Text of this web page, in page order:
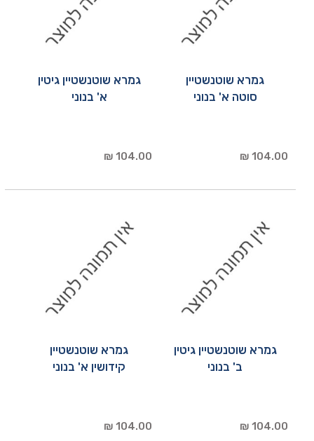
גמרא שוטנשטיין
סוטה א' בנוני
104.00 ₪
גמרא שוטנשטיין גיטין
א' בנוני
104.00 ₪
גמרא שוטנשטיין גיטין
ב' בנוני
104.00 ₪
גמרא שוטנשטיין
קידושין א' בנוני
104.00 ₪